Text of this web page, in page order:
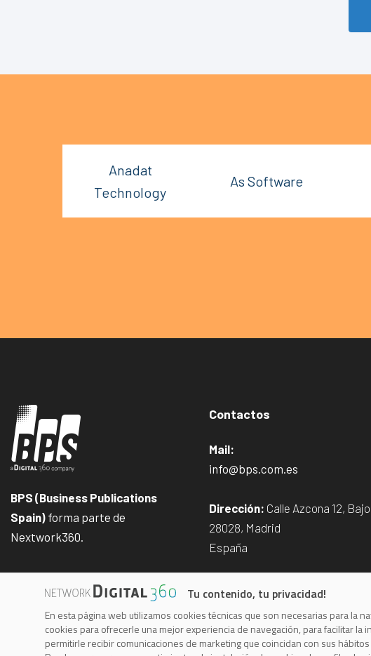
Anadat
Technology
As Software
BPS (Business Publications
Spain) forma parte de
Nextwork360.
Contactos
Mail:
info@bps.com.es
Dirección: Calle Azcona 12,
28028, Madrid
España
Aviso Legal Política de privacidad
Tu contenido, tu privacidad!
En esta página web utilizamos cookies técnicas que son necesarias para la
cookies para ofrecerle una mejor experiencia de navegación, para facilitar la
permitirle recibir comunicaciones de marketing que coincidan con sus